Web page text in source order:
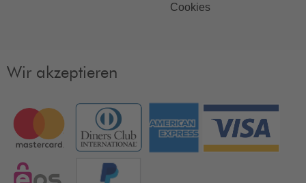
Cookies
Wir akzeptieren